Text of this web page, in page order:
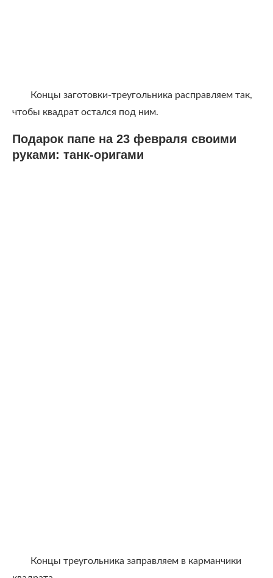
Концы заготовки-треугольника расправляем так,
чтобы квадрат остался под ним.
Подарок папе на 23 февраля своими
руками: танк-оригами
Концы треугольника заправляем в карманчики